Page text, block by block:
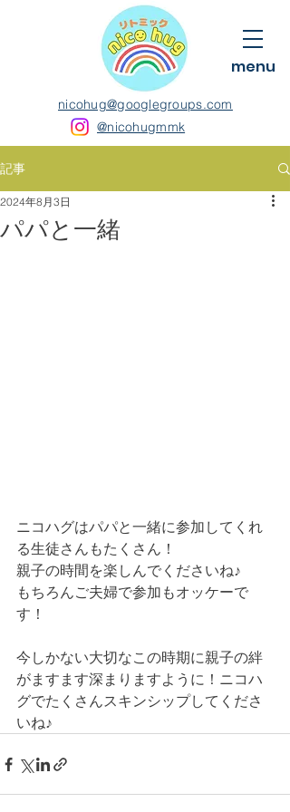
nicohug@googlegroups.com
menu
@nicohugmmk
記事
パパと一緒
2024年8月3日
ニコハグはパパと一緒に参加してくれ
る生徒さんもたくさん！
親子の時間を楽しんでくださいね♪
もちろんご夫婦で参加もオッケーで
す！
今しかない大切なこの時期に親子の絆
がますます深まりますように！ニコハ
グでたくさんスキンシップしてくださ
いね♪